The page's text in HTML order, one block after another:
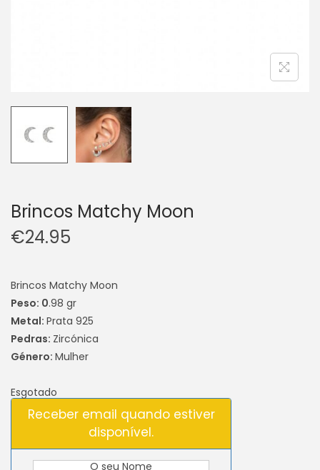
Brincos Matchy Moon
€24.95
Brincos Matchy Moon
Peso: 0.98 gr
Metal: Prata 925
Pedras: Zircónica
Género: Mulher
Esgotado
Receber email quando estiver
disponível.